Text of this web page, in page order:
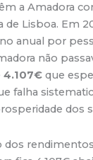
a Amadora
de Lisboa. Em
anual por
não
4.107€ que
falha
dos